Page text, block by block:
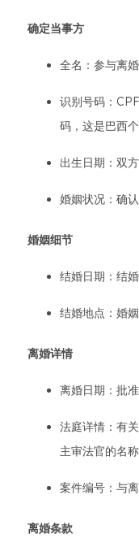
确定当事方
全名：参与离
识别号码：
码，这是巴西
出生日期：双方
婚姻状况：确
婚姻细节
结婚日期：结婚
结婚地点：婚姻
离婚详情
离婚日期：批
法庭详情：有
主审法官的名称
案件编号：与
离婚条款